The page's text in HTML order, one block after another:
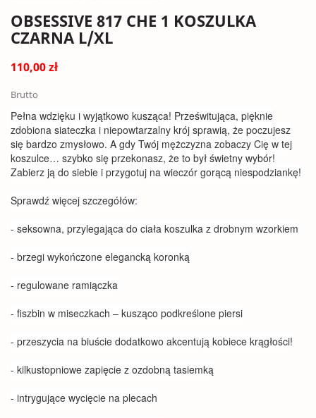
OBSESSIVE 817 CHE 1 KOSZULKA
CZARNA L/XL
110,00 zł
Brutto
Pełna wdzięku i wyjątkowo kusząca! Prześwitująca, pięknie
zdobiona siateczka i niepowtarzalny krój sprawią, że poczujesz
się bardzo zmysłowo. A gdy Twój mężczyzna zobaczy Cię w tej
koszulce… szybko się przekonasz, że to był świetny wybór!
Zabierz ją do siebie i przygotuj na wieczór gorącą niespodziankę!
Sprawdź więcej szczegółów:
- seksowna, przylegająca do ciała koszulka z drobnym wzorkiem
- brzegi wykończone elegancką koronką
- regulowane ramiączka
- fiszbin w miseczkach – kusząco podkreślone piersi
- przeszycia na biuście dodatkowo akcentują kobiece krągłości!
- kilkustopniowe zapięcie z ozdobną tasiemką
- intrygujące wycięcie na plecach